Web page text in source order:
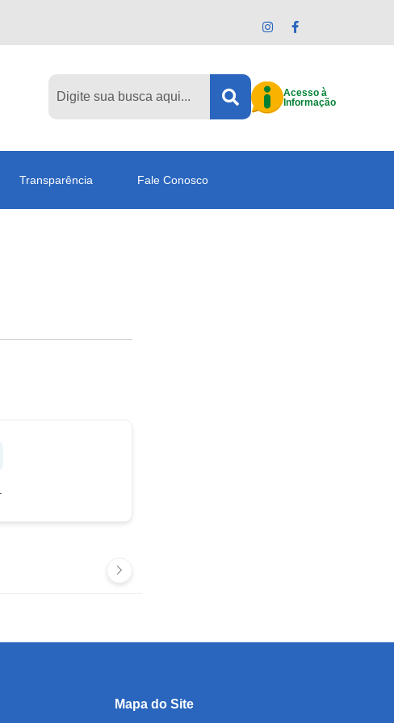
Acesso à
Informação
Transparência Fale Conosco
Mapa do Site